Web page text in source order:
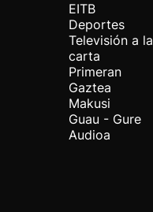
EITB
Deportes
Televisión a la
carta
Primeran
Gaztea
Makusi
Guau - Gure
Audioa